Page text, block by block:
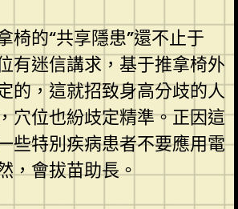
椅的“共享隱患”還不止于
有迷信講求，基于推拿椅外
的，這就招致身高分歧的人
穴位也紛歧定精準。正因這
些特別疾病患者不要應用電
，會拔苗助長。